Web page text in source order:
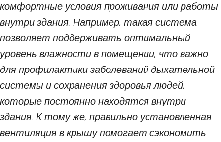
комфортные условия проживания или работы
внутри здания. Например, такая система
позволяет поддерживать оптимальный
уровень влажности в помещении, что важно
для профилактики заболеваний дыхательной
системы и сохранения здоровья людей,
которые постоянно находятся внутри
здания. К тому же, правильно установленная
вентиляция в крышу помогает сэкономить